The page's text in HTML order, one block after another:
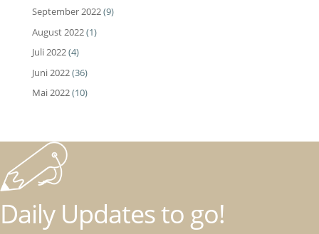
September 2022(9)
August 2022(1)
Juli 2022(4)
Juni 2022(36)
Mai 2022(10)
Daily Updates to go!